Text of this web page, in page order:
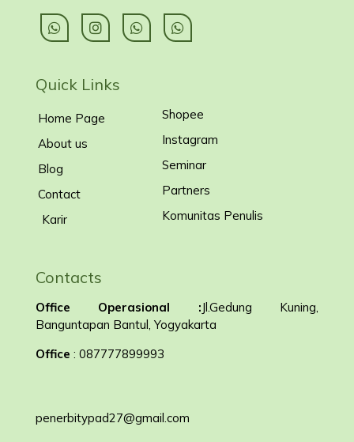
Quick Links
Home Page
About us
Blog
Contact
Karir
Shopee
Instagram
Seminar
Partners
Komunitas Penulis
Contacts
Office Operasional :Jl.Gedung Kuning,
Banguntapan Bantul, Yogyakarta
Office : 087777899993
penerbitypad27@gmail.com